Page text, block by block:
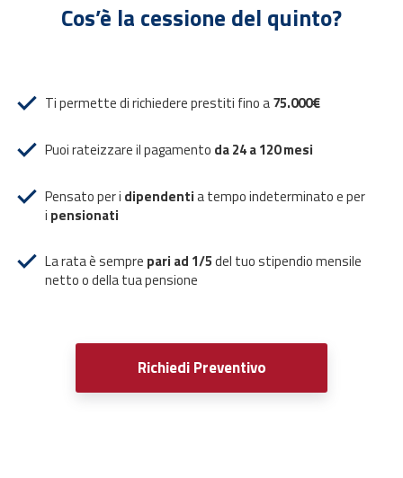
Cos’è la cessione del quinto?
Ti permette di richiedere prestiti fino a75.000€
Puoi rateizzare il pagamento da 24 a 120 mesi
Pensato per i dipendentia tempo indeterminato e per
i pensionati
La rata è sempre pari ad 1/5del tuo stipendio mensile
netto o della tua pensione
Richiedi Preventivo